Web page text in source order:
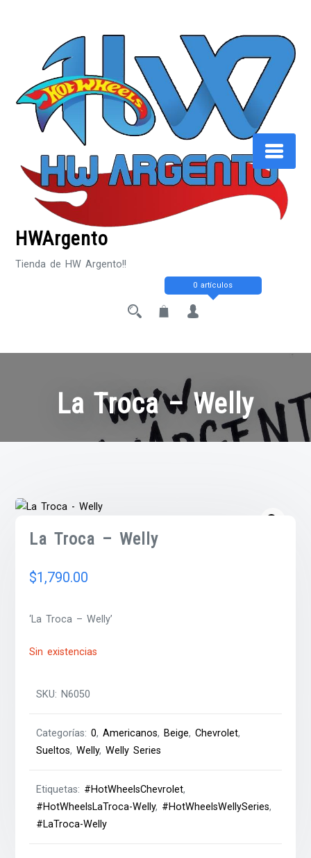
HWArgento
Tienda de HW Argento!!
0 artículos
La Troca – Welly
La Troca – Welly
$1,790.00
‘La Troca – Welly’
Sin existencias
SKU: N6050
Categorías:0,Americanos, Beige,Chevrolet,
Sueltos,Welly,Welly Series
Etiquetas: #HotWheelsChevrolet,
#HotWheelsLaTroca-Welly, #HotWheelsWellySeries,
#LaTroca-Welly